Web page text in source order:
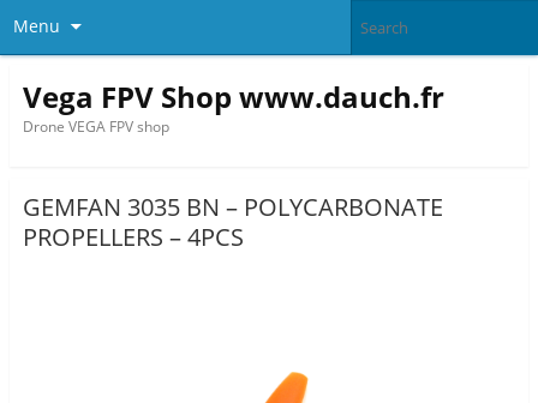
Menu
Vega FPV Shop www.dauch.fr
Drone VEGA FPV shop
GEMFAN 3035 BN – POLYCARBONATE
PROPELLERS – 4PCS